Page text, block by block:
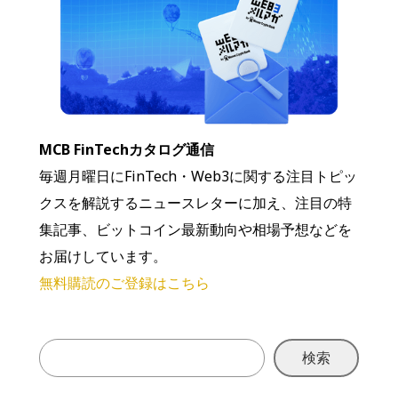
MCB FinTechカタログ通信
毎週月曜日にFinTech・Web3に関する注目トピッ
クスを解説するニュースレターに加え、注目の特
集記事、ビットコイン最新動向や相場予想などを
お届けしています。
無料購読のご登録はこちら
検索